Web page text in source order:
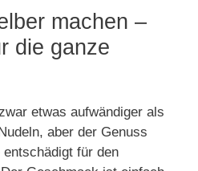
machen –
die ganze
etwas aufwändiger als
aber der Genuss
für den